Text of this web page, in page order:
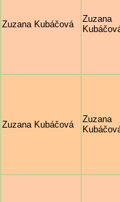
Zuzana Kubáčová
Zuzana
Zuzana Kubáčová
Zuzana